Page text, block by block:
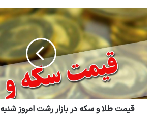
قیمت طلا و سکه در بازار رشت امروز شنبه ۲۶ اسفند ۱۴۰۲